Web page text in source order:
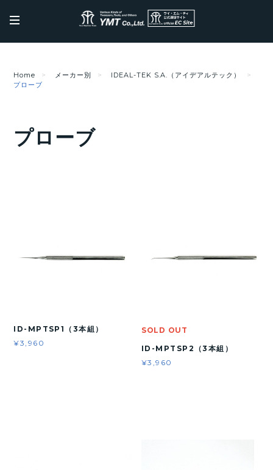
Home メーカー別
IDEAL-TEK S.A.（アイデアルテック）
プローブ
プローブ
ID-MPTSP1（3本組）
¥3,960
SOLD OUT
ID-MPTSP2（3本組）
¥3,960